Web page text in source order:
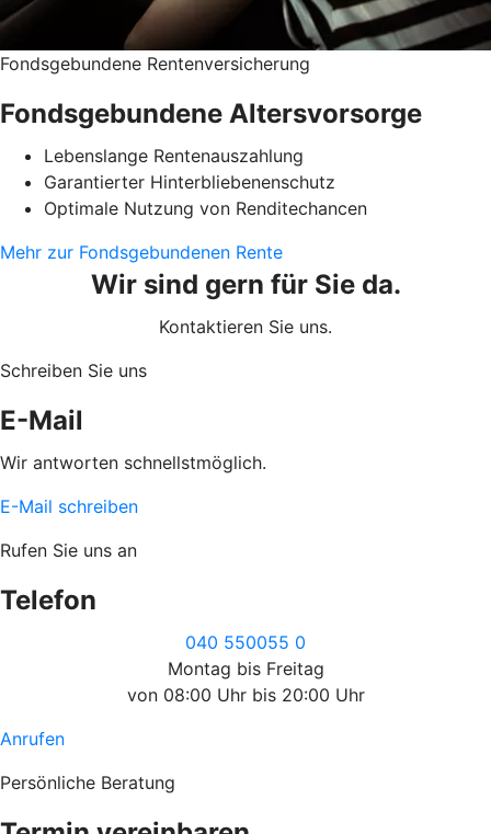
Fondsgebundene Rentenversicherung
Fondsgebundene Altersvorsorge
Lebenslange Rentenauszahlung
Garantierter Hinterbliebenenschutz
Optimale Nutzung von Renditechancen
Mehr zur Fondsgebundenen Rente
Wir sind gern für Sie da.
Kontaktieren Sie uns.
Schreiben Sie uns
E-Mail
Wir antworten schnellstmöglich.
E-Mail schreiben
Rufen Sie uns an
Telefon
040 550055 0
Montag bis Freitag
von 08:00 Uhr bis 20:00 Uhr
Anrufen
Persönliche Beratung